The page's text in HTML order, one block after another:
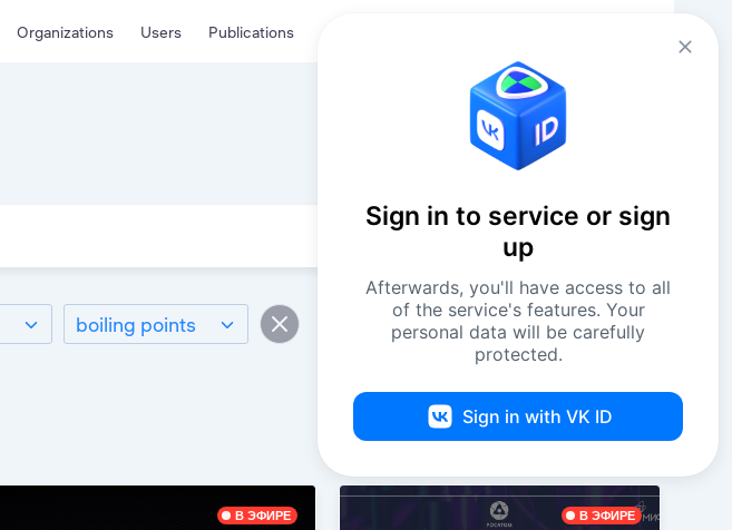
Organizations Users Publications
boiling points
75 events By date
В ЭФИРЕ В ЭФИРЕ
Sign in to service or sign
up
Afterwards, you'll have access to all
of the service's features. Your
personal data will be carefully
protected.
Sign in with VK ID